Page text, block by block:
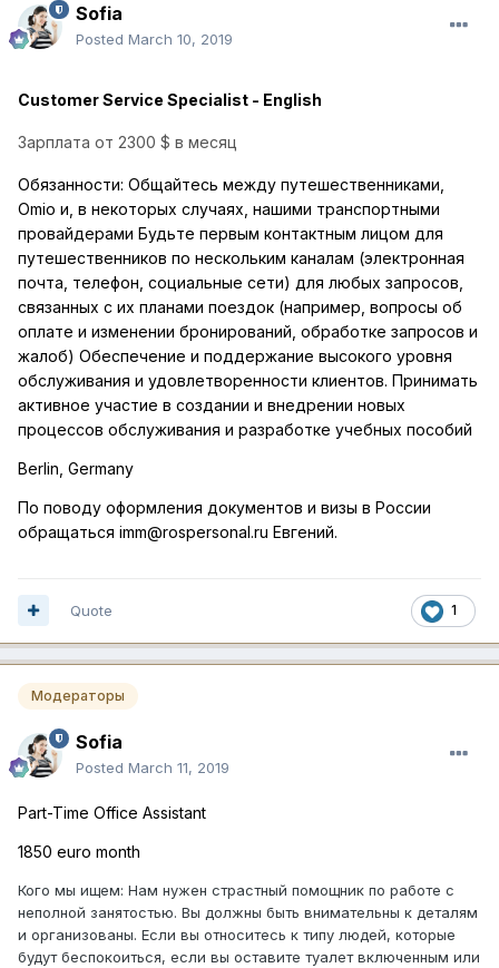
Sofia
Posted March 10, 2019
Customer Service Specialist - English
Зарплата от 2300 $ в месяц
Обязанности: Общайтесь между путешественниками,
Omio и, в некоторых случаях, нашими транспортными
провайдерами Будьте первым контактным лицом для
путешественников по нескольким каналам (электронная
почта, телефон, социальные сети) для любых запросов,
связанных с их планами поездок (например, вопросы об
оплате и изменении бронирований, обработке запросов и
жалоб) Обеспечение и поддержание высокого уровня
обслуживания и удовлетворенности клиентов. Принимать
активное участие в создании и внедрении новых
процессов обслуживания и разработке учебных пособий
Berlin, Germany
По поводу оформления документов и визы в России
обращаться imm@rospersonal.ru Евгений.
1
Quote
Модераторы
Sofia
Posted March 11, 2019
Part-Time Office Assistant
1850 euro month
Кого мы ищем: Нам нужен страстный помощник по работе с
неполной занятостью. Вы должны быть внимательны к деталям
и организованы. Если вы относитесь к типу людей, которые
будут беспокоиться, если вы оставите туалет включенным или